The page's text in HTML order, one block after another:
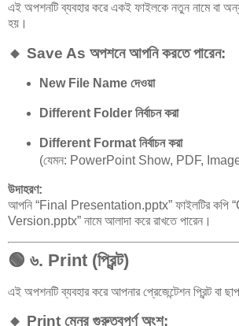
এই অপশনটি ব্যবহার করে একই ফাইলকে নতুন নামে বা
হয়।
🔸 Save As অপশনে আপনি করতে পারেন:
New File Name দেওয়া
Different Folder নির্বাচন করা
Different Format নির্বাচন করা
(যেমন: PowerPoint Show, PDF, Image,
উদাহরণ:
আপনি “Final Presentation.pptx” ফাইলটির কপি
Version.pptx” নামে আলাদা করে রাখতে পারেন।
🟢 ৬. Print (প্রিন্ট)
এই অপশনটি ব্যবহার করে আপনার প্রেজেন্টেশন প্রিন্ট বা
🔸 Print মেনুর গুরুত্বপূর্ণ অংশ: